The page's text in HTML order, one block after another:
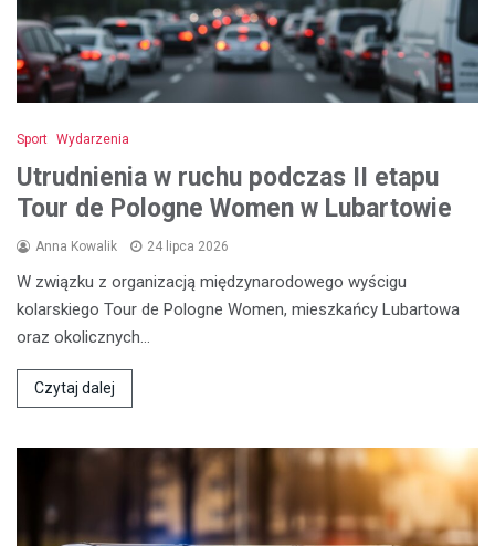
Sport Wydarzenia
Utrudnienia w ruchu podczas II etapu
Tour de Pologne Women w Lubartowie
Anna Kowalik 24 lipca 2026
W związku z organizacją międzynarodowego wyścigu
kolarskiego Tour de Pologne Women, mieszkańcy Lubartowa
oraz okolicznych…
Czytaj dalej